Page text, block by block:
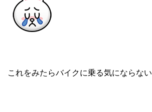
これをみたらバイクに乗る気にならない